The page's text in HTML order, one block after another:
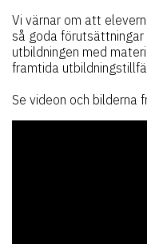
Vi värnar om att
så goda
utbildningen med
framtida
Se videon och bilderna